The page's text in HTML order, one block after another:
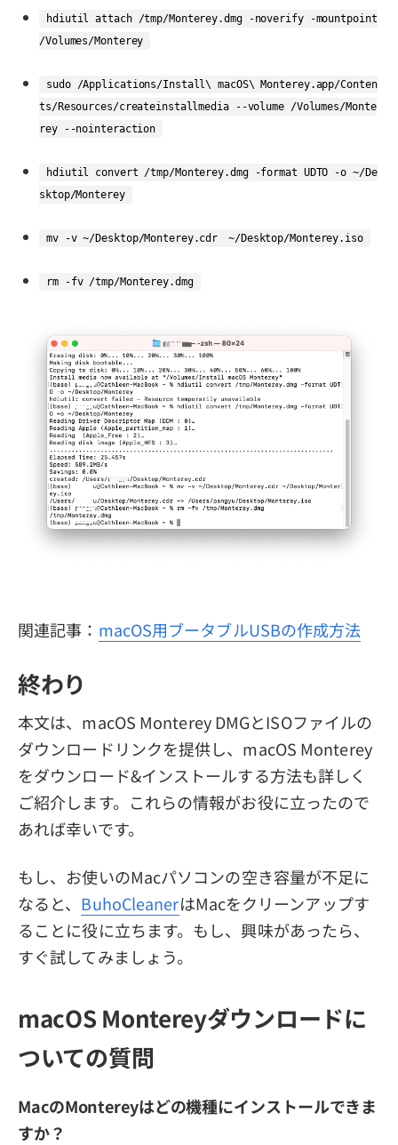
hdiutil attach /tmp/Monterey.dmg -noverify -mountpoint
/Volumes/Monterey
sudo /Applications/Install\ macOS\ Monterey.app/Conten
ts/Resources/createinstallmedia --volume /Volumes/Monte
rey --nointeraction
hdiutil convert /tmp/Monterey.dmg -format UDTO -o ~/De
sktop/Monterey
mv -v ~/Desktop/Monterey.cdr ~/Desktop/Monterey.iso
rm -fv /tmp/Monterey.dmg
関連記事： macOS用ブータブルUSBの作成方法
終わり
本文は、macOS Monterey DMGとISOファイルの
ダウンロードリンクを提供し、macOS Monterey
をダウンロード&インストールする方法も詳しく
ご紹介します。これらの情報がお役に立ったので
あれば幸いです。
もし、お使いのMacパソコンの空き容量が不足に
なると、 BuhoCleanerはMacをクリーンアップす
ることに役に立ちます。もし、興味があったら、
すぐ試してみましょう。
macOS Montereyダウンロードに
ついての質問
MacのMontereyはどの機種にインストールできま
すか？